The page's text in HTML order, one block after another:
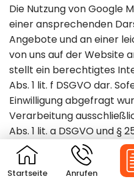
Die Nutzung von Google
einer ansprechenden
Angebote und an einer
von uns auf der Website
stellt ein berechtigtes
Abs. 1 lit. f DSGVO dar.
Einwilligung abgefragt
Verarbeitung
Abs. 1 lit. a DSGVO und §
Einwilligung die
Zugriff auf
(z. B. Device-
Startseite Anrufen